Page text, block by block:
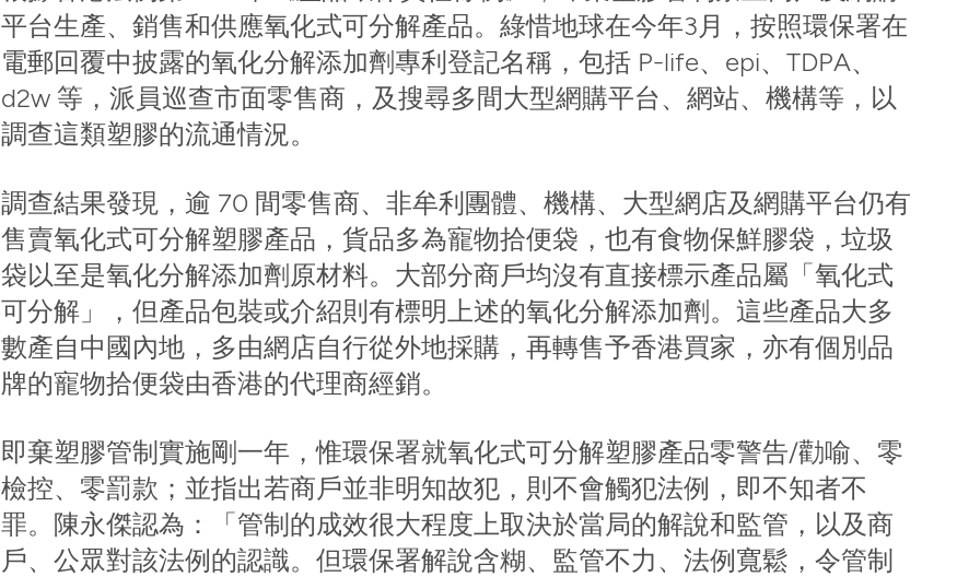
平台生產、銷售和供應氧化式可分解產品。綠惜地球在今年3月，按照環保署在
電郵回覆中披露的氧化分解添加劑專利登記名稱，包括 P-life、epi、TDPA、
d2w 等，派員巡查市面零售商，及搜尋多間大型網購平台、網站、機構等，以
調查這類塑膠的流通情況。
調查結果發現，逾 70 間零售商、非牟利團體、機構、大型網店及網購平台仍有
售賣氧化式可分解塑膠產品，貨品多為寵物拾便袋，也有食物保鮮膠袋，垃圾
袋以至是氧化分解添加劑原材料。大部分商戶均沒有直接標示產品屬「氧化式
可分解」，但產品包裝或介紹則有標明上述的氧化分解添加劑。這些產品大多
數產自中國內地，多由網店自行從外地採購，再轉售予香港買家，亦有個別品
牌的寵物拾便袋由香港的代理商經銷。
即棄塑膠管制實施剛一年，惟環保署就氧化式可分解塑膠產品零警告/勸喻、零
檢控、零罰款；並指出若商戶並非明知故犯，則不會觸犯法例，即不知者不
罪。陳永傑認為：「管制的成效很大程度上取決於當局的解說和監管，以及商
戶、公眾對該法例的認識。但環保署解說含糊、監管不力、法例寬鬆，令管制